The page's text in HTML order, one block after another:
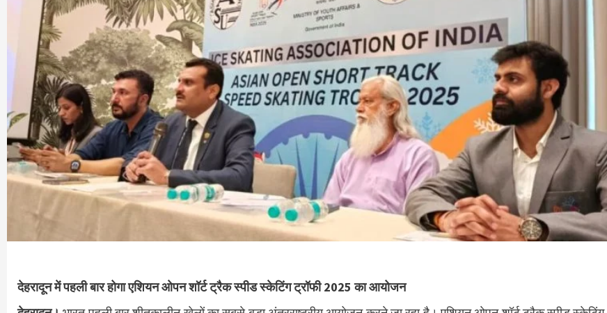
देहरादून में पहली बार होगा एशियन ओपन शॉर्ट ट्रैक स्पीड स्केटिंग ट्रॉफी 2025 का आयोजन